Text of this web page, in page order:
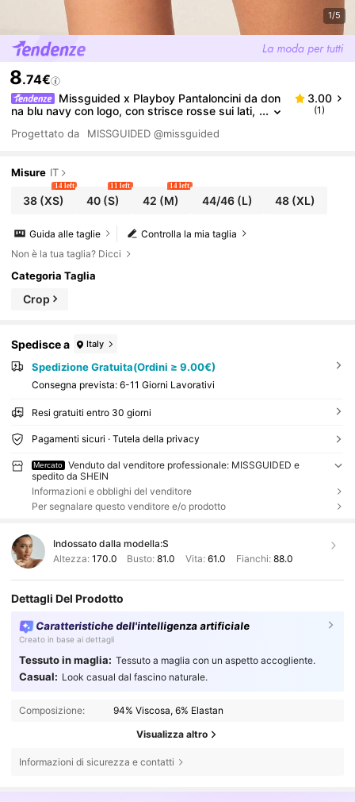
1/5
8.74€
Missguided x Playboy Pantaloncini da don
na blu navy con logo, con strisce rosse sui lati,
ual estivi
3.00
(1)
Progettato da MISSGUIDED @missguided
Misure IT
38(XS)
14 left
40 (S)
11 left
42 (M)
14 left
44/46(L) 48 (XL)
Controlla la mia taglia
Guida alle taglie
Non è la tua taglia? Dicci
Categoria Taglia
Crop
Spedisce a Italy
Spedizione Gratuita(Ordini ≥ 9.00€)
Consegna prevista: 6-11 Giorni Lavorativi
Resi gratuiti entro 30 giorni
Pagamenti sicuri · Tutela della privacy
Mercato
Venduto dal venditore professionale: MISSGUIDED e
spedito da SHEIN
Informazioni e obblighi del venditore
Per segnalare questo venditore e/o prodotto
Indossato dalla modella:S
Altezza: 170.0 Busto:81.0 Vita: 61.0 Fianchi: 88.0
Dettagli Del Prodotto
Caratteristiche dell'intelligenza artificiale
Creato in base ai dettagli
Tessuto in maglia: Tessuto a maglia con un aspetto accogliente.
Casual: Look casual dal fascino naturale.
Composizione: 94% Viscosa, 6% Elastan
Visualizza altro
Informazioni di sicurezza e contatti